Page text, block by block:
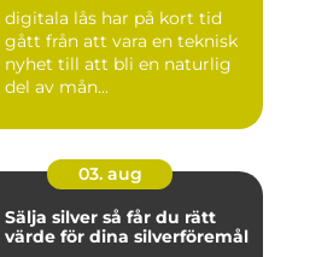
digitala lås har på kort tid
gått från att vara en teknisk
nyhet till att bli en naturlig
del av mån...
03. aug
Sälja silver så får du rätt
värde för dina silverföremål